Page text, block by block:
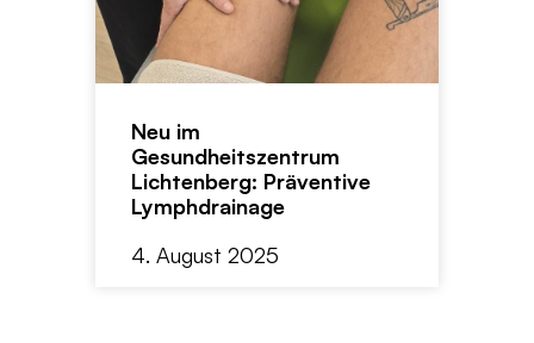
Neu im
Gesundheitszentrum
Lichtenberg: Präventive
Lymphdrainage
4. August 2025